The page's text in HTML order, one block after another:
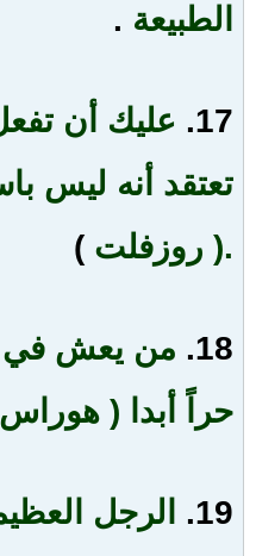
الطبيعة .
17.
عليك أن
تعتقد أنه ليس
.( روزفلت )
18. من يعش في
حراً أبدا ( هوراس
19. الرجل